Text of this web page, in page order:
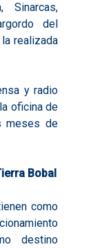
Sinarcas,
del
realizada
y radio
oficina de
meses de
Bobal
como
destino
2018
2019
Informes